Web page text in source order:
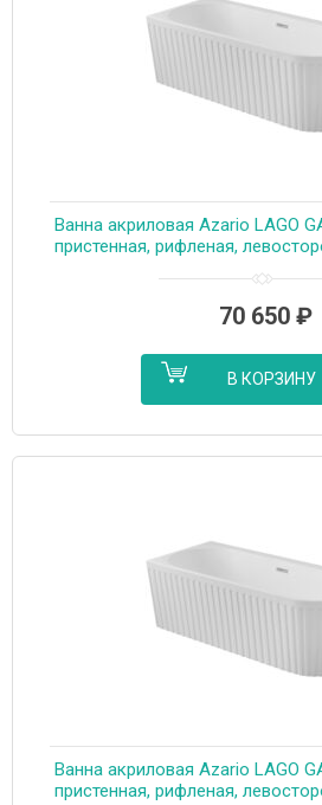
Ванна акриловая Azario LAGO
пристенная, рифленая,
17075)
70 650 ₽
В КОРЗИНУ
Ванна акриловая Azario LAGO
пристенная, рифленая,